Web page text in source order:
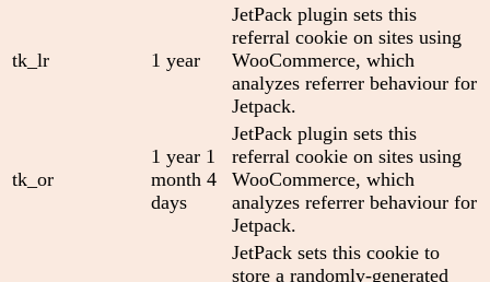
tk_lr 1 year
JetPack plugin sets this
referral cookie on sites using
WooCommerce, which
analyzes referrer behaviour for
Jetpack.
tk_or
1 year 1
month 4
days
JetPack plugin sets this
referral cookie on sites using
WooCommerce, which
analyzes referrer behaviour for
Jetpack.
JetPack sets this cookie to
store a randomly-generated